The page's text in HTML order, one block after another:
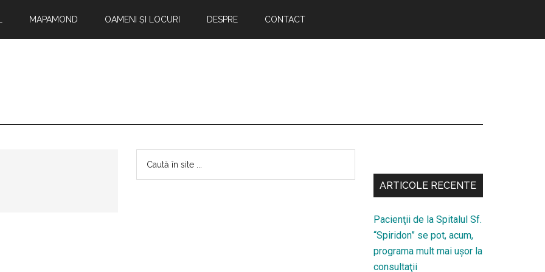
MAPAMOND OAMENI ȘI LOCURI DESPRE CONTACT
Bara
principală
secundara
ARTICOLE RECENTE
Pacienţii de la Spitalul Sf.
“Spiridon” se pot, acum,
programa mult mai uşor la
consultaţii